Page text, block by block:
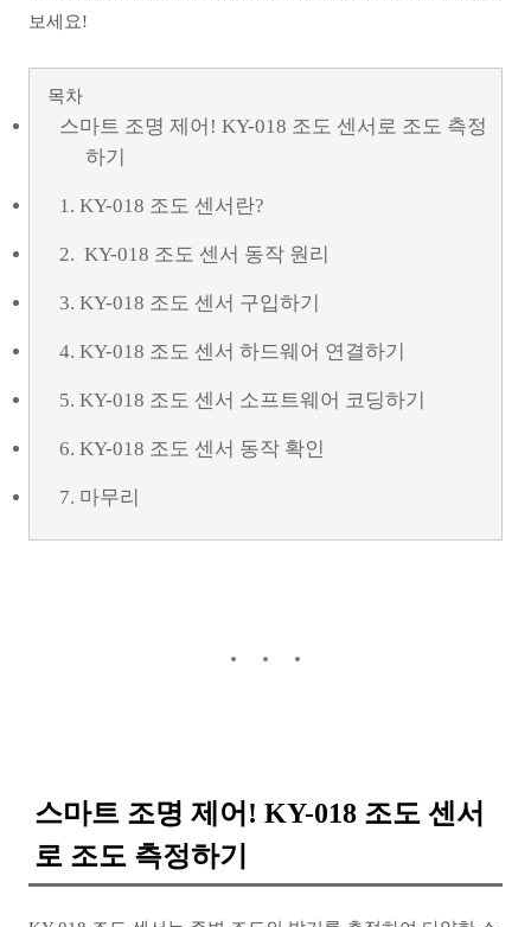
보세요!
목차
스마트 조명 제어! KY-018 조도 센서로 조도 측정
하기
1. KY-018 조도 센서란?
2. KY-018 조도 센서 동작 원리
3. KY-018 조도 센서 구입하기
4. KY-018 조도 센서 하드웨어 연결하기
5. KY-018 조도 센서 소프트웨어 코딩하기
6. KY-018 조도 센서 동작 확인
7. 마무리
스마트 조명 제어! KY-018 조도 센서
로 조도 측정하기